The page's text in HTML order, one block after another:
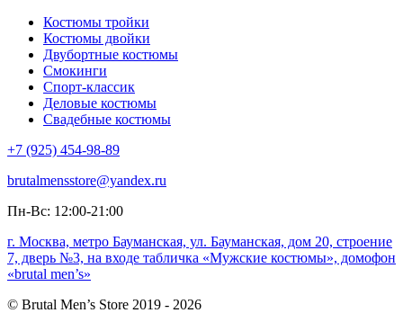
Костюмы тройки
Костюмы двойки
Двубортные костюмы
Смокинги
Спорт-классик
Деловые костюмы
Свадебные костюмы
+7 (925) 454-98-89
brutalmensstore@yandex.ru
Пн-Вс: 12:00-21:00
г. Москва, метро Бауманская, ул. Бауманская, дом 20, строение
7, дверь №3, на входе табличка «Мужские костюмы», домофон
«brutal men’s»
© Brutal Men’s Store 2019 - 2026